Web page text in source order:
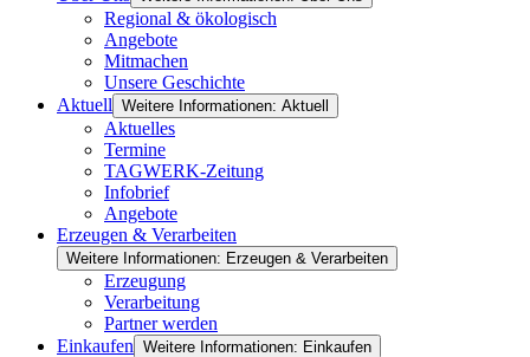
Regional & ökologisch
Angebote
Mitmachen
Unsere Geschichte
Aktuell Weitere Informationen: Aktuell
Aktuelles
Termine
TAGWERK-Zeitung
Infobrief
Angebote
Erzeugen & Verarbeiten
Weitere Informationen: Erzeugen & Verarbeiten
Erzeugung
Verarbeitung
Partner werden
Einkaufen Weitere Informationen: Einkaufen